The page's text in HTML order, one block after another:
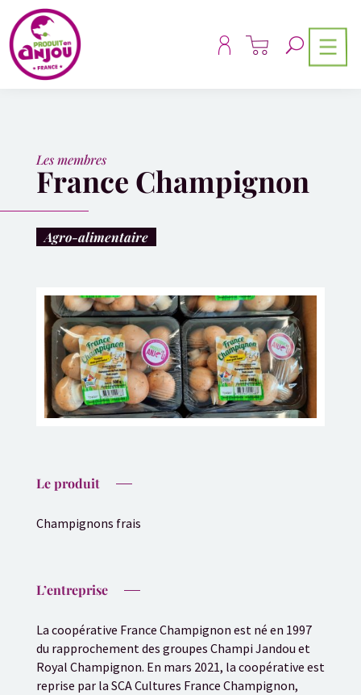
Les membres
France Champignon
Agro-alimentaire
Le produit
Champignons frais
L’entreprise
La coopérative France Champignon est né en 1997
du rapprochement des groupes Champi Jandou et
Royal Champignon. En mars 2021, la coopérative est
reprise par la SCA Cultures France Champignon,
Panneau de gestion des cookies